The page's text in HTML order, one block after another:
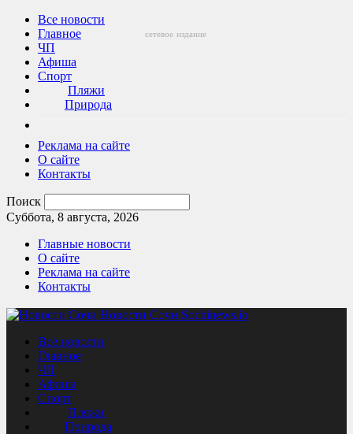
Все новости
Главное
ЧП
Афиша
Спорт
Пляжи
Природа
Реклама на сайте
О сайте
Контакты
Поиск
Суббота, 8 августа, 2026
Главные новости
О сайте
Реклама на сайте
Контакты
Новости Сочи Sochinews.io
сетевое издание
Все новости
Главное
ЧП
Афиша
Спорт
Пляжи
Природа